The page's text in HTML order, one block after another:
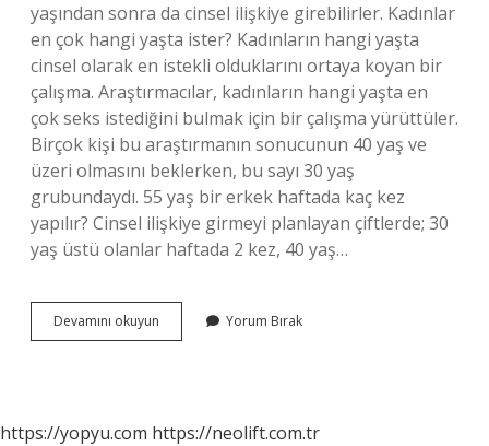
yaşından sonra da cinsel ilişkiye girebilirler. Kadınlar
en çok hangi yaşta ister? Kadınların hangi yaşta
cinsel olarak en istekli olduklarını ortaya koyan bir
çalışma. Araştırmacılar, kadınların hangi yaşta en
çok seks istediğini bulmak için bir çalışma yürüttüler.
Birçok kişi bu araştırmanın sonucunun 40 yaş ve
üzeri olmasını beklerken, bu sayı 30 yaş
grubundaydı. 55 yaş bir erkek haftada kaç kez
yapılır? Cinsel ilişkiye girmeyi planlayan çiftlerde; 30
yaş üstü olanlar haftada 2 kez, 40 yaş…
Devamını okuyun Kadınlar
Kaç
Yorum Bırak
https://yopyu.com https://neolift.com.tr